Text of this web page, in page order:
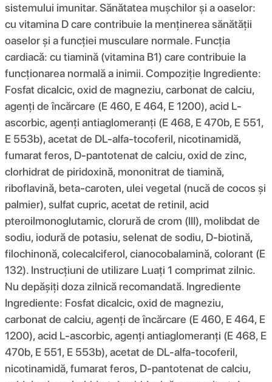
sistemului imunitar. Sănătatea mușchilor și a oaselor:
cu vitamina D care contribuie la menținerea sănătății
oaselor și a funcției musculare normale. Funcția
cardiacă: cu tiamină (vitamina B1) care contribuie la
funcționarea normală a inimii. Compoziţie Ingrediente:
Fosfat dicalcic, oxid de magneziu, carbonat de calciu,
agenți de încărcare (E 460, E 464, E 1200), acid L-
ascorbic, agenți antiaglomeranți (E 468, E 470b, E 551,
E 553b), acetat de DL-alfa-tocoferil, nicotinamidă,
fumarat feros, D-pantotenat de calciu, oxid de zinc,
clorhidrat de piridoxină, mononitrat de tiamină,
riboflavină, beta-caroten, ulei vegetal (nucă de cocos și
palmier), sulfat cupric, acetat de retinil, acid
pteroilmonoglutamic, clorură de crom (III), molibdat de
sodiu, iodură de potasiu, selenat de sodiu, D-biotină,
filochinonă, colecalciferol, cianocobalamină, colorant (E
132). Instrucțiuni de utilizare Luați 1 comprimat zilnic.
Nu depășiți doza zilnică recomandată. Ingrediente
Ingrediente: Fosfat dicalcic, oxid de magneziu,
carbonat de calciu, agenți de încărcare (E 460, E 464, E
1200), acid L-ascorbic, agenți antiaglomeranți (E 468, E
470b, E 551, E 553b), acetat de DL-alfa-tocoferil,
nicotinamidă, fumarat feros, D-pantotenat de calciu,